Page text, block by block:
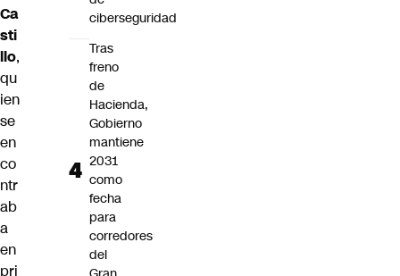
Ca
sti
llo,
qu
ien
se
en
co
ntr
ab
a
en
pri
ciberseguridad
Tras
freno
de
Hacienda,
Gobierno
mantiene
2031
como
fecha
para
corredores
del